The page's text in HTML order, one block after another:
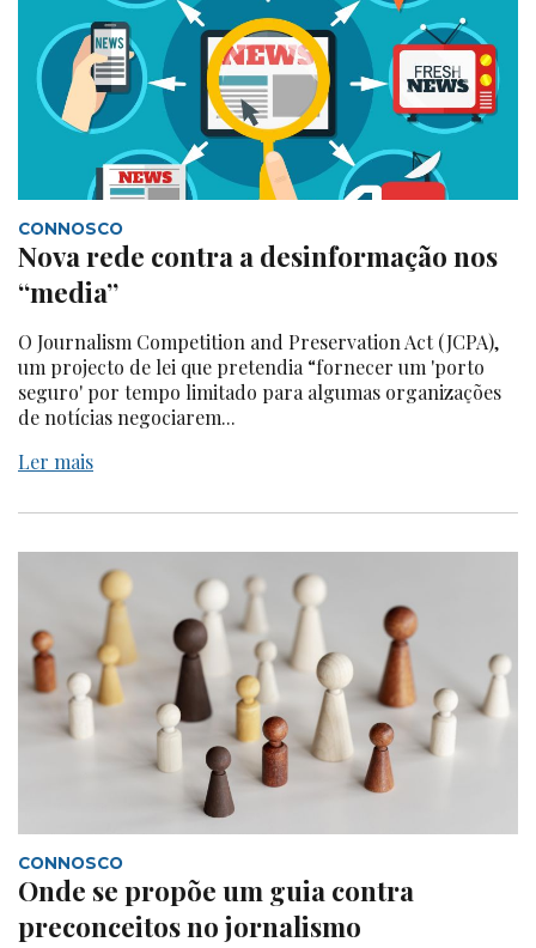
CONNOSCO
Nova rede contra a desinformação nos
“media”
O Journalism Competition and Preservation Act (JCPA),
um projecto de lei que pretendia “fornecer um 'porto
seguro' por tempo limitado para algumas organizações
de notícias negociarem...
Ler mais
CONNOSCO
Onde se propõe um guia contra
preconceitos no jornalismo